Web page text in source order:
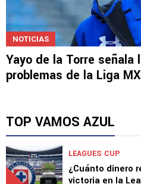
NOTICIAS
Yayo de la Torre señala
problemas de la Liga MX
TOP VAMOS AZUL
LEAGUES CUP
¿Cuánto dinero
victoria en la